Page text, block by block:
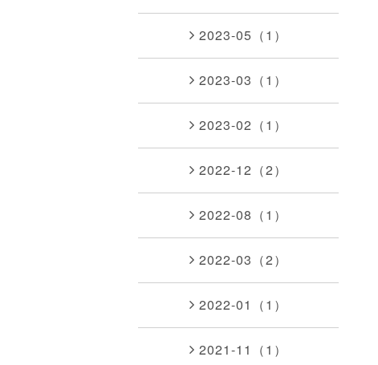
2023-05（1）
2023-03（1）
2023-02（1）
2022-12（2）
2022-08（1）
2022-03（2）
2022-01（1）
2021-11（1）